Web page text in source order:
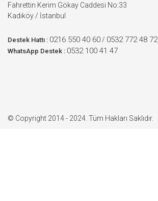
Fahrettin Kerim Gökay Caddesi No:33
Kadıköy / İstanbul
Destek Hattı : 0216 550 40 60 / 0532 772 48 72
WhatsApp Destek : 0532 100 41 47
© Copyright 2014 - 2024. Tüm Hakları Saklıdır.